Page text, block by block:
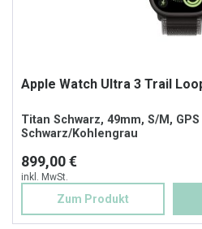
Apple Watch Ultra 3 Trail
Titan Schwarz, 49mm, S/M,
Schwarz/Kohlengrau
899,00 €
inkl. MwSt.
Zum Produkt